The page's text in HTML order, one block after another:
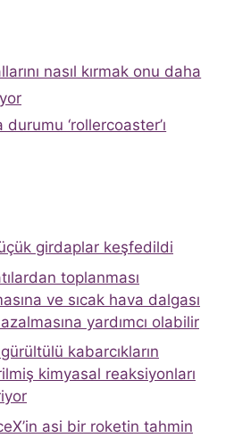
nasıl kırmak onu daha
‘rollercoaster’ı
girdaplar keşfedildi
toplanması
ve sıcak hava dalgası
yardımcı olabilir
kabarcıkların
kimyasal reaksiyonları
asi bir roketin tahmin